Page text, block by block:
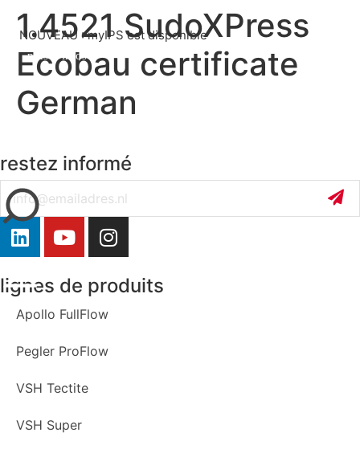
NOUVEAU : myIPS est disponible
plus d’infos
fermer
1.4521 SudoXPress
Ecobau certificate
German
restez informé
Email
lignes de produits
Apollo FullFlow
Pegler ProFlow
VSH Tectite
VSH Super